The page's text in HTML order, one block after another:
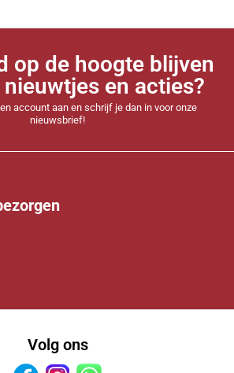
op de hoogte blijven
en acties?
account aan en schrijf je dan in voor onze
nieuwsbrief!
Volg ons
FacebookInstagram